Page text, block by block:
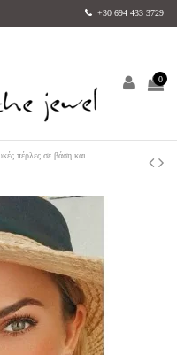
+30 694 433 3729
0
πέρλες σε βάση και